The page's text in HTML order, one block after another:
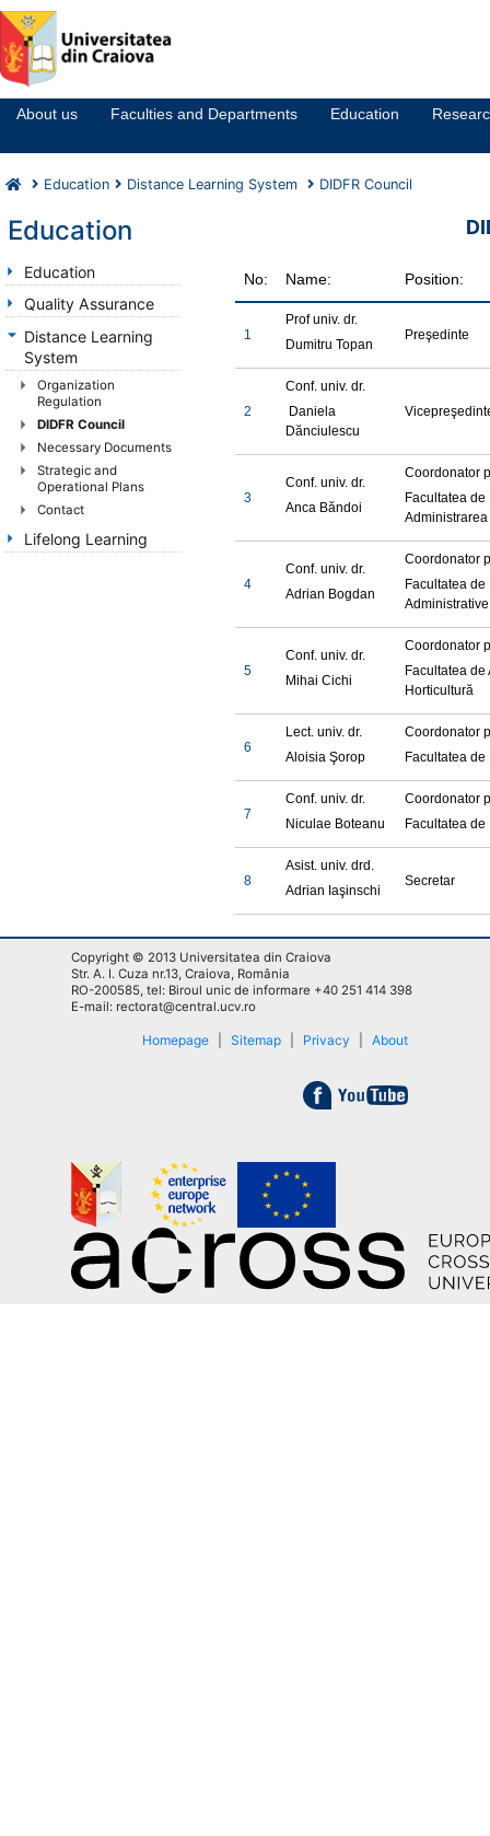
Notă:
Acest
website
un
sistem
accesibilitate.
About us Faculties and Departments Education
Education Distance Learning System DIDFR Council
Education
Education
Quality Assurance
Distance Learning
System
Organization
Regulation
DIDFR Council
Necessary Documents
Strategic and
Operational Plans
Contact
Lifelong Learning
No: Name: Position:
1
Prof univ. dr.
Dumitru Topan
Preşedinte
2
Conf. univ. dr.
Daniela
Dănciulescu
3
Conf. univ. dr.
Anca Băndoi
Coordonator
Facultatea
4
Conf. univ. dr.
Adrian Bogdan
Coordonator
Facultatea
Administrative
5
Conf. univ. dr.
Mihai Cichi
Coordonator
Facultatea
Horticultură
6
Lect. univ. dr.
Aloisia Şorop
Coordonator
Facultatea de
7
Conf. univ. dr.
Niculae Boteanu
Coordonator
Facultatea
8
Asist. univ. drd.
Adrian Iaşinschi
Secretar
Copyright © 2013 Universitatea din Craiova
Str. A. I. Cuza nr.13, Craiova, România
RO-200585, tel: Biroul unic de informare +40 251 414 398
E-mail: rectorat@central.ucv.ro
Homepage Sitemap Privacy About